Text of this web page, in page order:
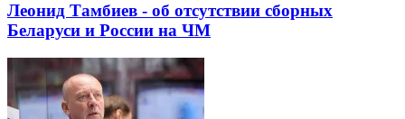
Леонид Тамбиев - об отсутствии сборных
Беларуси и России на ЧМ